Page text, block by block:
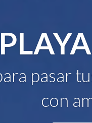
pasar
con